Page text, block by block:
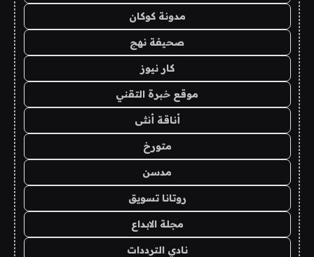
مدونة كوكان
صحيفة نهج
كار نيوز
موقع خبرة التقني
أناقة أنثى
متورخ
مدسن
روتانا تسويق
مجلة الابداع
نادي الترددات